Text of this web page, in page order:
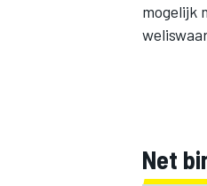
mogelijk
Net